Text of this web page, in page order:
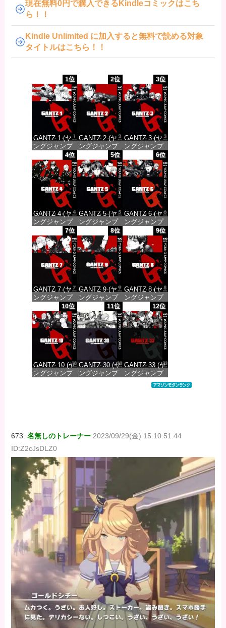
現在無料0円で購入できるKindleコミックはこち
ら！！
Kindle Unlimited に加入すると無料で読める対象
タイトルはこちら！！
1位
GANTZ 1 (ヤ
ングジャンプ
コミックス
DIGITAL)
価格：¥100
2位
GANTZ 2 (ヤ
ングジャンプ
コミックス
DIGITAL)
価格：¥100
3位
GANTZ 3 (ヤ
ングジャンプ
コミックス
DIGITAL)
価格：¥100
4位
GANTZ 4 (ヤ
ングジャンプ
コミックス
DIGITAL)
価格：¥100
5位
GANTZ 5 (ヤ
ングジャンプ
コミックス
DIGITAL)
価格：¥100
6位
GANTZ 6 (ヤ
ングジャンプ
コミックス
DIGITAL)
価格：¥100
7位
GANTZ 7 (ヤ
ングジャンプ
コミックス
DIGITAL)
価格：¥100
8位
GANTZ 9 (ヤ
ングジャンプ
コミックス
DIGITAL)
価格：¥100
9位
GANTZ 8 (ヤ
ングジャンプ
コミックス
DIGITAL)
価格：¥100
10位
GANTZ 10 (ヤ
ングジャンプ
11位
GANTZ 30 (ヤ
ングジャンプ
12位
GANTZ 33 (ヤ
ングジャンプ
コミックス
673:名無しのトレーナー 2023/09/29(金) 15:10:51.44
ID:Z2cJsDLZ0